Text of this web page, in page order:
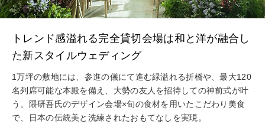
トレンド感溢れる完全貸切会場は和と洋が融合し
た新スタイルウェディング
1万坪の敷地には、参進の儀にて進む緑溢れる折橋や、最大120
名列席可能な本殿を備え、大勢の友人を招待しての神前式が叶
う。隈研吾氏のデザイン会場×旬の食材を用いたこだわり美食
で、日本の伝統美と洗練されたおもてなしを実現。